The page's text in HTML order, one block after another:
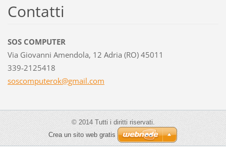
Contatti
SOS COMPUTER
Via Giovanni Amendola, 12 Adria (RO) 45011
339-2125418
soscomputerok@gmail.com
© 2014 Tutti i diritti riservati.
Crea un sito web gratis